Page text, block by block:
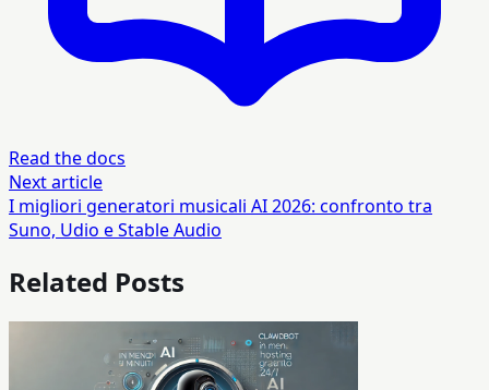
Read the docs
Next article
I migliori generatori musicali AI 2026: confronto tra
Suno, Udio e Stable Audio
Related Posts